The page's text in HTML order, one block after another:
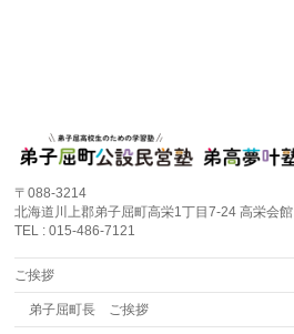
〒088-3214
北海道川上郡弟子屈町高栄1丁目7-24 高栄会館
TEL : 015-486-7121
ご挨拶
弟子屈町長 ご挨拶